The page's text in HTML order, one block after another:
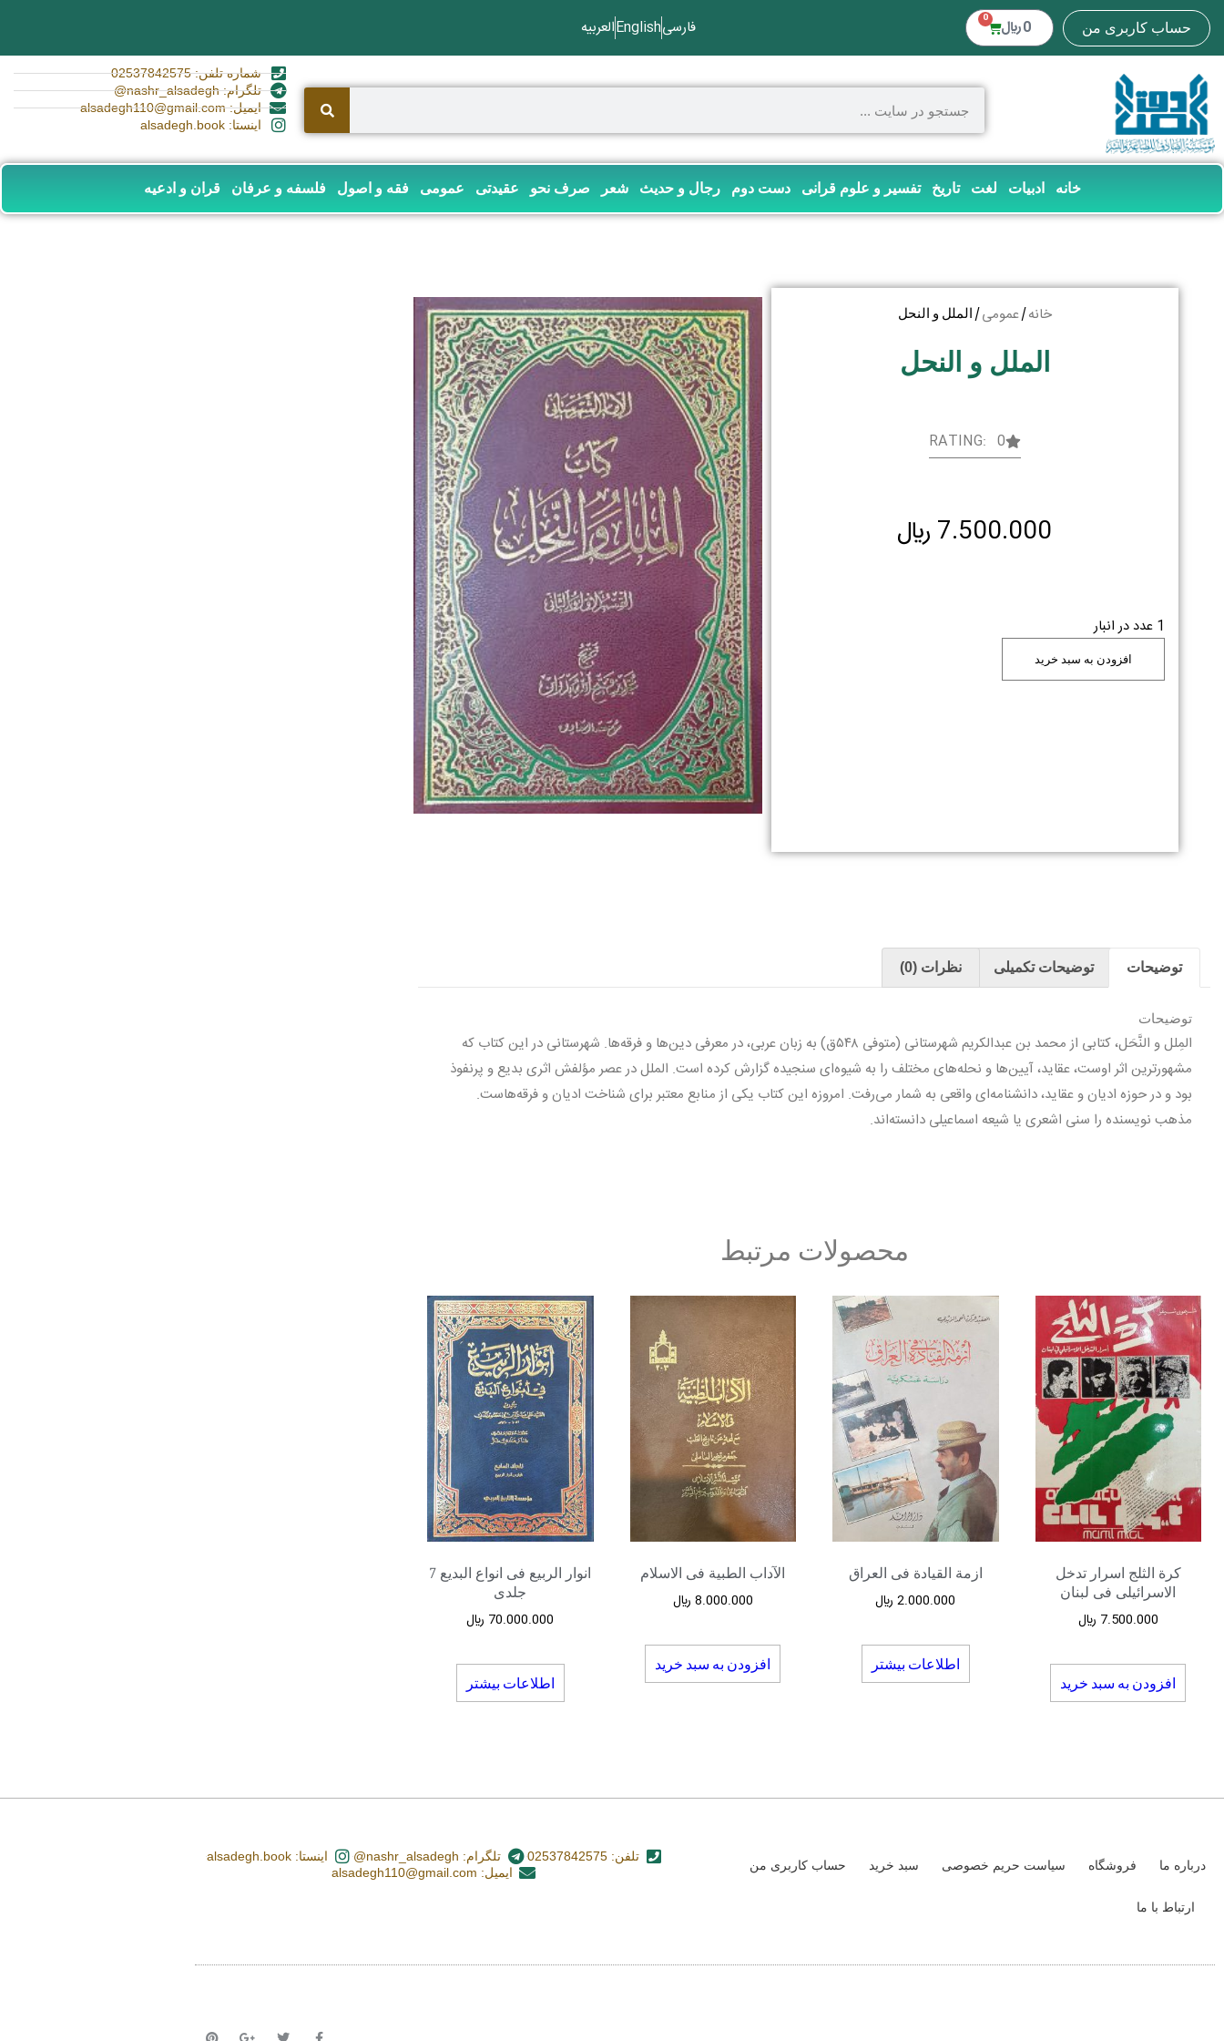
حساب کاربری من 0 ﷼ 0 فارسیEnglishالعربیه
شماره تلفن: 02537842575
تلگرام: nashr_alsadegh@
ایمیل: alsadegh110@gmail.com
اینستا: alsadegh.book
خانه ادبیات لغت تاریخ تفسیر و علوم قرانی دست دوم رجال و حدیث شعر صرف نحو عقیدتی عمومی فقه و اصول فلسفه و عرفان قران و ادعیه
خانه/عمومی/ الملل و النحل
الملل و النحل
RATING: 0
7.500.000 ﷼
1 عدد در انبار
افزودن به سبد خرید
توضیحات توضیحات تکمیلی نظرات (0)
توضیحات
المِلل و النَّحَل، کتابی از محمد بن عبدالکریم شهرستانی (متوفی ۵۴۸ق) به زبان عربی، در معرفی دین‌ها و فرقه‌ها. شهرستانی در این کتاب که
مشهور‌ترین اثر اوست، عقاید، آیین‌ها و نحله‌های مختلف را به شیوه‌ای سنجیده گزارش کرده است. الملل در عصر مؤلفش اثری بدیع و پرنفوذ
بود و در حوزه ادیان و عقاید، دانشنامه‌ای واقعی به شمار می‌رفت. امروزه این کتاب یکی از منابع معتبر برای شناخت ادیان و فرقه‌هاست.
مذهب نویسنده را سنی اشعری یا شیعه اسماعیلی دانسته‌اند.
محصولات مرتبط
کرة الثلج اسرار تدخل
الاسرائیلی فی لبنان
7.500.000 ﷼
افزودن به سبد خرید
ازمة القیادة فی العراق
2.000.000 ﷼
اطلاعات بیشتر
الآداب الطبیة فی الاسلام
8.000.000 ﷼
افزودن به سبد خرید
انوار الربیع فی انواع البدیع 7
جلدی
70.000.000 ﷼
اطلاعات بیشتر
درباره ما فروشگاه سیاست حریم خصوصی سبد خرید حساب کاربری من
ارتباط با ما
تلفن: 02537842575 تلگرام: nashr_alsadegh@
اینستا: alsadegh.book
ایمیل: alsadegh110@gmail.com